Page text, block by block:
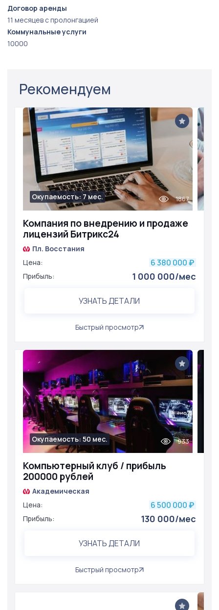
Договор аренды
11 месяцев с пролонгацией
Коммунальные услуги
10000
Рекомендуем
Компания по внедрению и продаже
лицензий Битрикс24
Окупаемость: 7 мес. 1867
Пл. Восстания
Цена:
6 380 000 ₽
Прибыль: 1 000 000/мес
УЗНАТЬ ДЕТАЛИ
Быстрый просмотр
Компьютерный клуб / прибыль
200000 рублей
Окупаемость: 50 мес. 933
Академическая
Цена:
6 500 000 ₽
Прибыль: 130 000/мес
УЗНАТЬ ДЕТАЛИ
Быстрый просмотр